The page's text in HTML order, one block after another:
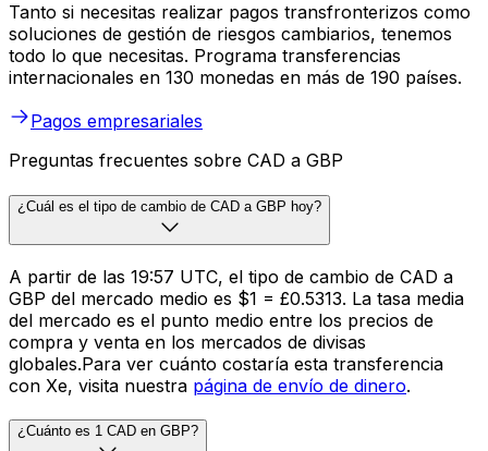
Tanto si necesitas realizar pagos transfronterizos como
soluciones de gestión de riesgos cambiarios, tenemos
todo lo que necesitas. Programa transferencias
internacionales en 130 monedas en más de 190 países.
Pagos empresariales
Preguntas frecuentes sobre CAD a GBP
¿Cuál es el tipo de cambio de CAD a GBP hoy?
A partir de las 19:57 UTC, el tipo de cambio de CAD a
GBP del mercado medio es $1 = £0.5313. La tasa media
del mercado es el punto medio entre los precios de
compra y venta en los mercados de divisas
globales.Para ver cuánto costaría esta transferencia
con Xe, visita nuestra página de envío de dinero.
¿Cuánto es 1 CAD en GBP?